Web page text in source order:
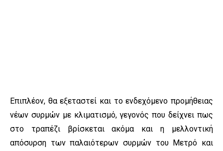
Επιπλέον, θα εξεταστεί και το ενδεχόμενο προμήθειας
νέων συρμών με κλιματισμό, γεγονός που δείχνει πως
στο τραπέζι βρίσκεται ακόμα και η μελλοντική
απόσυρση των παλαιότερων συρμών του Μετρό και